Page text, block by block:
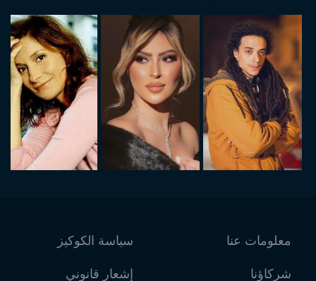
معلومات عنا
شركاؤنا
سياسة الكوكيز
إشعار قانوني